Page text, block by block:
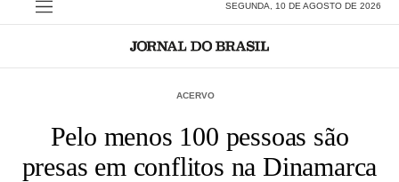
SEGUNDA, 10 DE AGOSTO DE 2026
ACERVO
Pelo menos 100 pessoas são
presas em conflitos na Dinamarca